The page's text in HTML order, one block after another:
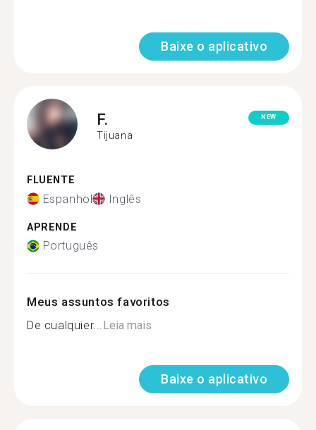
Baixe o aplicativo
F.
Tijuana
NEW
FLUENTE
Espanhol Inglês
APRENDE
Português
Meus assuntos favoritos
De cualquier...Leia mais
Baixe o aplicativo